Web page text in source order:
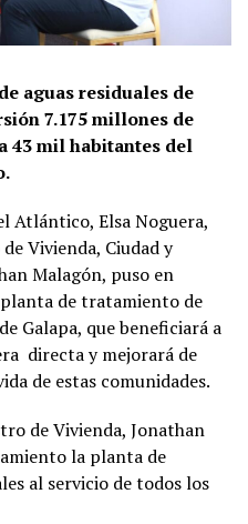
aguas residuales de
7.175 millones de
43 mil habitantes del
Atlántico, Elsa Noguera,
Vivienda, Ciudad y
Malagón, puso en
de tratamiento de
Galapa, que beneficiará a
directa y mejorará de
de estas comunidades.
de Vivienda, Jonathan
la planta de
al servicio de todos los